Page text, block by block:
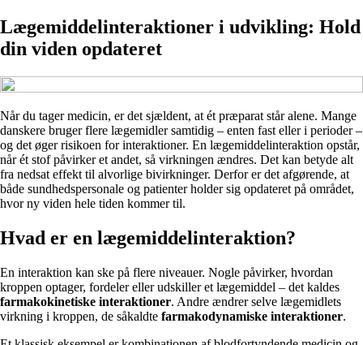
Lægemiddelinteraktioner i udvikling: Hold
din viden opdateret
Når du tager medicin, er det sjældent, at ét præparat står alene. Mange
danskere bruger flere lægemidler samtidig – enten fast eller i perioder –
og det øger risikoen for interaktioner. En lægemiddelinteraktion opstår,
når ét stof påvirker et andet, så virkningen ændres. Det kan betyde alt
fra nedsat effekt til alvorlige bivirkninger. Derfor er det afgørende, at
både sundhedspersonale og patienter holder sig opdateret på området,
hvor ny viden hele tiden kommer til.
Hvad er en lægemiddelinteraktion?
En interaktion kan ske på flere niveauer. Nogle påvirker, hvordan
kroppen optager, fordeler eller udskiller et lægemiddel – det kaldes
farmakokinetiske interaktioner. Andre ændrer selve lægemidlets
virkning i kroppen, de såkaldte farmakodynamiske interaktioner.